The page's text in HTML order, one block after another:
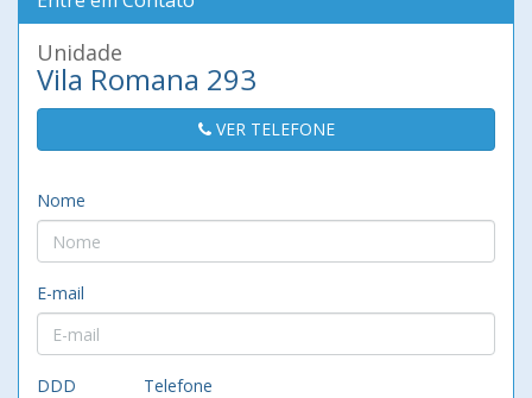
Unidade
Vila Romana 293
VER TELEFONE
Nome
E-mail
DDD Telefone